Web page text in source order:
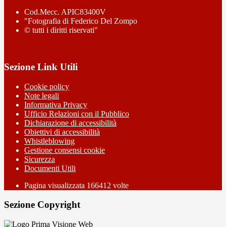
Cod.Mecc. APIC83400V
"Fotografia di Federico Del Zompo
© tutti i diritti riservati"
Sezione Link Utili
Cookie policy
Note legali
Informativa Privacy
Ufficio Relazioni con il Pubblico
Dichiarazione di accessibilità
Obiettivi di accessibilità
Whistleblowing
Gestione consensi cookie
Sicurezza
Documenti Utili
Pagina visualizzata 166412 volte
Sezione Copyright